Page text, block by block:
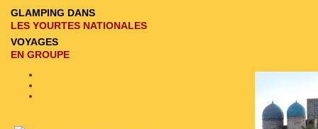
GLAMPING DANS
LES YOURTES NATIONALES
VOYAGES
EN GROUPE